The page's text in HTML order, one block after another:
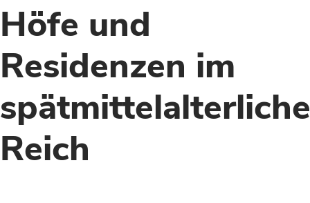
Höfe und
Residenzen im
Reich